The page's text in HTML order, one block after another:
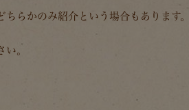
らかのみ紹介という場合もあります
。